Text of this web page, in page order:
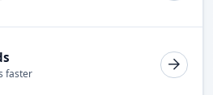
faster